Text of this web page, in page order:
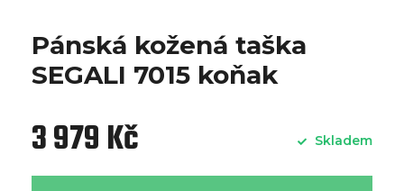
Pánská kožená taška
SEGALI 7015 koňak
3 979 Kč Skladem